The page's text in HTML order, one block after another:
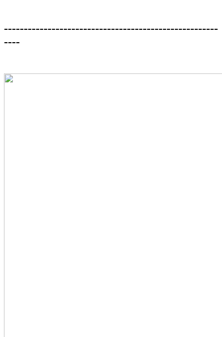
------------------------------------------------------
----